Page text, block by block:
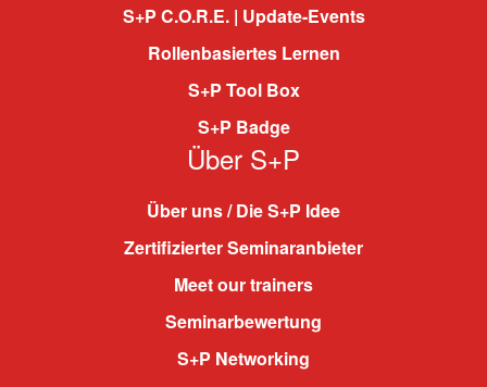
S+P C.O.R.E. | Update-Events
Rollenbasiertes Lernen
S+P Tool Box
S+P Badge
Über S+P
Über uns / Die S+P Idee
Zertifizierter Seminaranbieter
Meet our trainers
Seminarbewertung
S+P Networking